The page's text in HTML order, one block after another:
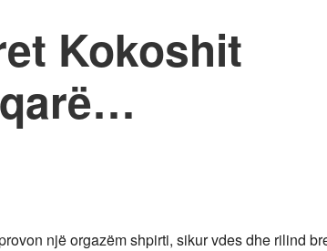
Kokoshit
një orgazëm shpirti, sikur vdes dhe rilind